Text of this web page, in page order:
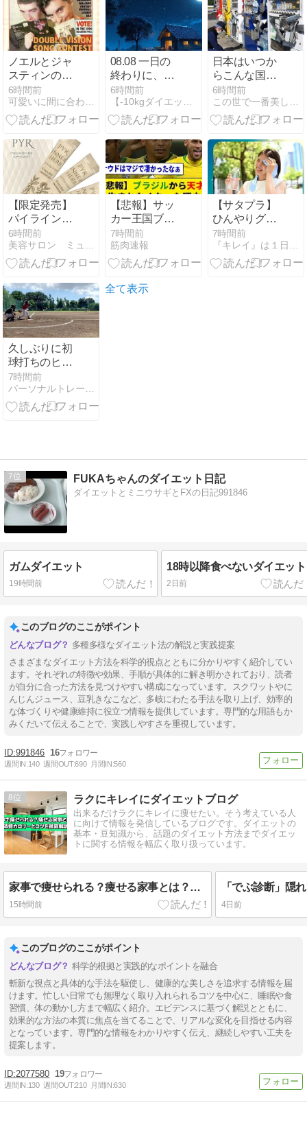
ノエルとジャ
スティンの足
のサイズ比べ
6時間前
08.08 一日の
終わりに、気
持ちを整える
時間・今日も
一日お疲れさ
6時間前
日本はいつか
らこんな国に
なってしまっ
たんだろう
6時間前
【限定発売】
パイラインナ
ーハーブ
6時間前
【悲報】サッ
カー王国ブラ
ジルで進むサ
ッカー離れ
36％が「関心
7時間前
筋肉速報
【サタプラ】
ひんやりグッ
ズ～ベルモン
ド、ロゴス、
ドン・キホー
7時間前
久しぶりに初
球打ちのヒッ
ト
7時間前
全て表示
7 FUKAちゃんのダイエット日記
ダイエットとミニウサギとFXの日記991846
ガムダイエット
19時間前
18時以降食べないダイエット
2日前
このブログのここがポイント
多種多様なダイエット法の解説と実践提案
さまざまなダイエット方法を科学的視点とともに分かりやすく紹介してい
ます。それぞれの特徴や効果、手順が具体的に解き明かされており、読者
が自分に合った方法を見つけやすい構成になっています。スクワットやに
んじんジュース、豆乳きなこなど、多岐にわたる手法を取り上げ、効率的
な体づくりや健康維持に役立つ情報を提供しています。専門的な用語もか
みくだいて伝えることで、実践しやすさを重視しています。
991846 16
週間IN:140 週間OUT:690 月間IN:560
8 ラクにキレイにダイエットブログ
出来るだけラクにキレイに痩せたい。そう考えている人
に向けて情報を発信しているブログです。ダイエットの
基本・豆知識から、話題のダイエット方法までダイエッ
トに関する情報を幅広く取り扱っています。
家事で痩せられる？痩せる家事とは？消費カロリーとコツを徹底解説
15時間前 4日前
このブログのここがポイント
科学的根拠と実践的なポイントを融合
斬新な視点と具体的な手法を駆使し、健康的な美しさを追求する情報を届
けます。忙しい日常でも無理なく取り入れられるコツを中心に、睡眠や食
習慣、体の動かし方まで幅広く紹介。エビデンスに基づく解説とともに、
効果的な方法の本質に焦点を当てることで、リアルな変化を目指せる内容
となっています。専門的な情報をわかりやすく伝え、継続しやすい工夫を
提案します。
2077580 19
週間IN:130 週間OUT:210 月間IN:630